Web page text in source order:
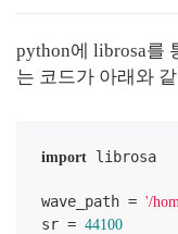
python에 librosa를
는 코드가 아래와
import librosa
wave_path = '/
sr = 44100